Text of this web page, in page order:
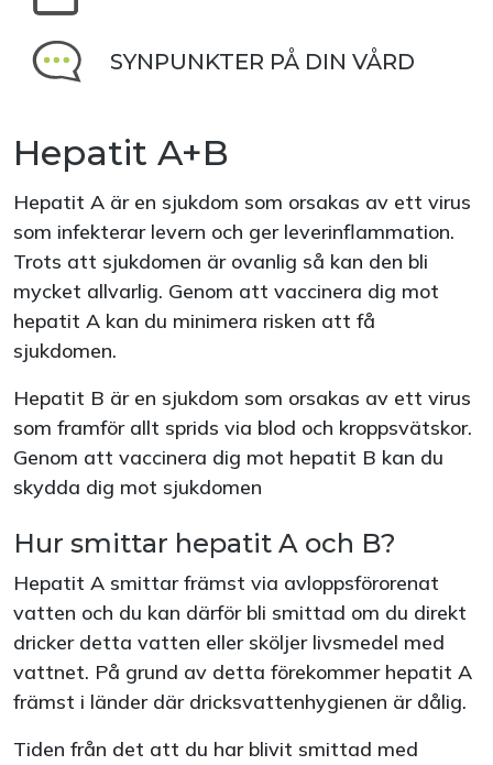
SYNPUNKTER PÅ DIN VÅRD
Hepatit A+B
Hepatit A är en sjukdom som orsakas av ett virus
som infekterar levern och ger leverinflammation.
Trots att sjukdomen är ovanlig så kan den bli
mycket allvarlig. Genom att vaccinera dig mot
hepatit A kan du minimera risken att få
sjukdomen.
Hepatit B är en sjukdom som orsakas av ett virus
som framför allt sprids via blod och kroppsvätskor.
Genom att vaccinera dig mot hepatit B kan du
skydda dig mot sjukdomen
Hur smittar hepatit A och B?
Hepatit A smittar främst via avloppsförorenat
vatten och du kan därför bli smittad om du direkt
dricker detta vatten eller sköljer livsmedel med
vattnet. På grund av detta förekommer hepatit A
främst i länder där dricksvattenhygienen är dålig.
Tiden från det att du har blivit smittad med